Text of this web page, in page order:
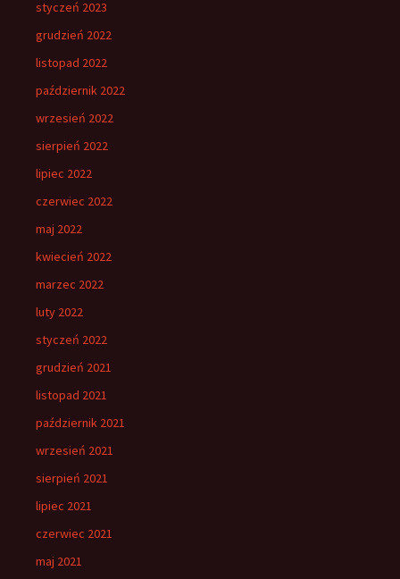
styczeń 2023
grudzień 2022
listopad 2022
październik 2022
wrzesień 2022
sierpień 2022
lipiec 2022
czerwiec 2022
maj 2022
kwiecień 2022
marzec 2022
luty 2022
styczeń 2022
grudzień 2021
listopad 2021
październik 2021
wrzesień 2021
sierpień 2021
lipiec 2021
czerwiec 2021
maj 2021